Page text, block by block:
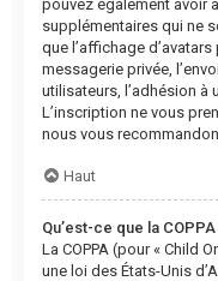
pouvez également avoir
supplémentaires qui ne
que l’affichage
messagerie privée,
utilisateurs, l’adhésion à
L’inscription ne vous
nous vous
Haut
Qu’est-ce que la COPPA
La COPPA (pour « Child
une loi des États-Unis